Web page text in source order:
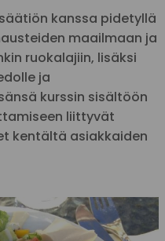
kanssa pidetyllä
maailmaan ja
ruokalajiin, lisäksi
ja
kurssin sisältöön
liittyvät
kentältä asiakkaiden